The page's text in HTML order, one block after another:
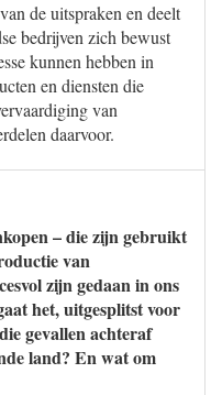
de uitspraken en deelt
bedrijven zich bewust
kunnen hebben in
en diensten die
van
daarvoor.
– die zijn gebruikt
van
zijn gedaan in ons
het, uitgesplitst voor
gevallen achteraf
land? En wat om